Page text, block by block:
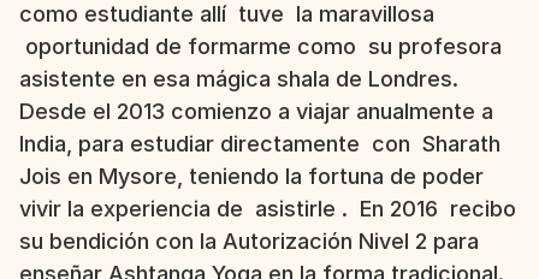
como estudiante allí  tuve  la maravillosa
oportunidad de formarme como  su profesora
asistente en esa mágica shala de Londres.
Desde el 2013 comienzo a viajar anualmente a
India, para estudiar directamente  con  Sharath
Jois en Mysore, teniendo la fortuna de poder
vivir la experiencia de  asistirle .  En 2016  recibo
su bendición con la Autorización Nivel 2 para
enseñar Ashtanga Yoga en la forma tradicional.